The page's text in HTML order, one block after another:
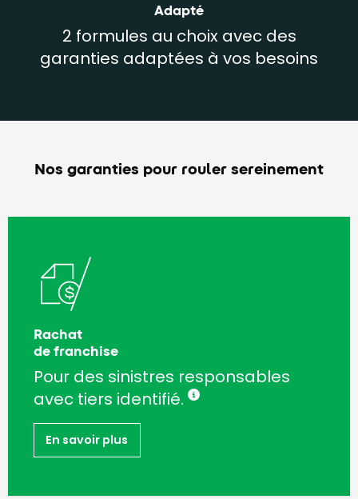
Adapté
2 formules au choix avec des
garanties adaptées à vos besoins
Nos garanties pour rouler sereinement
Rachat
de franchise
Pour des sinistres responsables
avec tiers identifié.
En savoir plus